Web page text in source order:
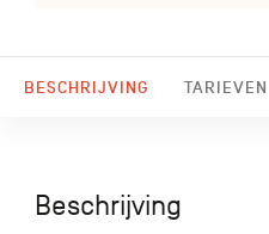
BESCHRIJVING TARIEVEN
Beschrijving